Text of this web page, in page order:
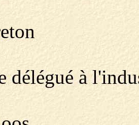
délégué à